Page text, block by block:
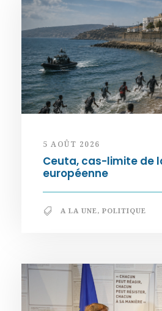
5 AOÛT 2026
Ceuta, cas-limite de
européenne
A LA UNE, POLITIQUE